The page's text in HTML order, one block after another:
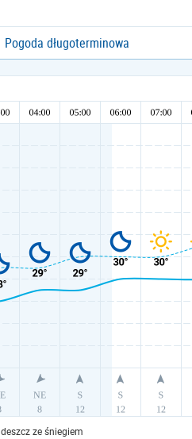
Pogoda długoterminowa
deszcz ze śniegiem